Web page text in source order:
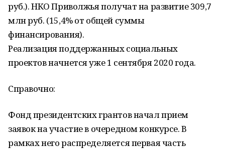
руб.). НКО Приволжья получат на развитие 309,7
млн руб. (15,4% от общей суммы
финансирования).
Реализация поддержанных социальных
проектов начнется уже 1 сентября 2020 года.
Справочно:
Фонд президентских грантов начал прием
заявок на участие в очередном конкурсе. В
рамках него распределяется первая часть